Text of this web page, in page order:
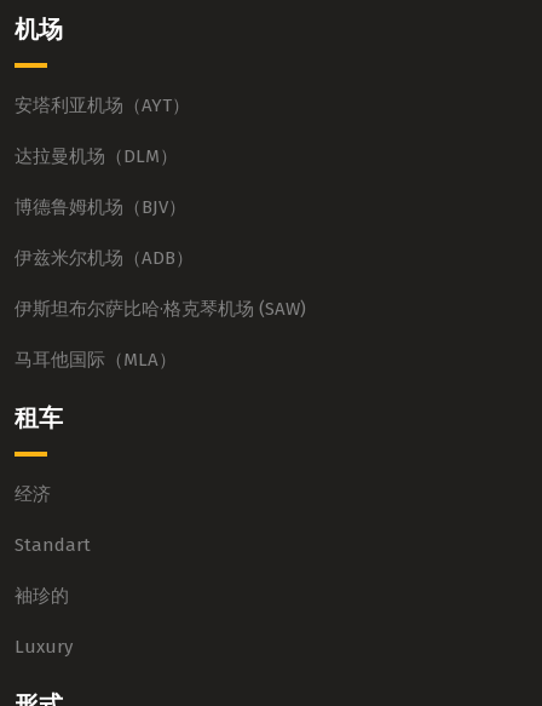
机场
安塔利亚机场（AYT）
达拉曼机场（DLM）
博德鲁姆机场（BJV）
伊兹米尔机场（ADB）
伊斯坦布尔萨比哈·格克琴机场 (SAW)
马耳他国际（MLA）
租车
经济
Standart
袖珍的
Luxury